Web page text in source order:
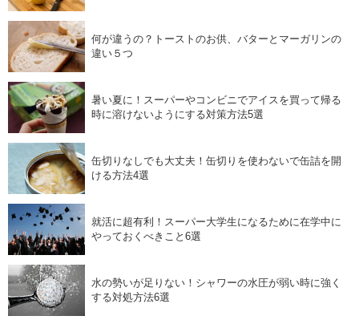
何が違うの？トーストのお供、バターとマーガリンの
違い５つ
暑い夏に！スーパーやコンビニでアイスを買って帰る
時に溶けないようにする対策方法5選
缶切りなしでも大丈夫！缶切りを使わないで缶詰を開
ける方法4選
就活に超有利！スーパー大学生になるために在学中に
やっておくべきこと6選
水の勢いが足りない！シャワーの水圧が弱い時に強く
する対処方法6選